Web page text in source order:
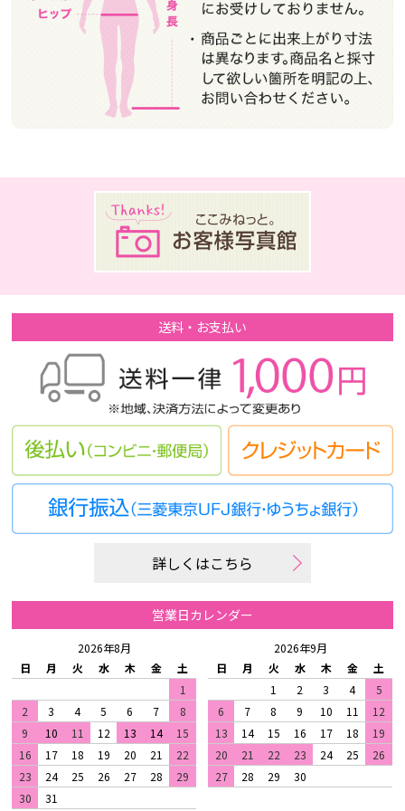
送料・お支払い
詳しくはこちら
営業日カレンダー
2026年8月
日
月 火 水 木 金
土
1
2
3 4 5 6 7
8
9
10 11 12 13 14
15
16
17 18 19 20 21
22
23
24 25 26 27 28
29
30
31
2026年9月
日
月 火 水 木 金
土
1
2 3 4
5
6
7 8 9 10 11
12
13
14 15 16 17 18
19
20
21 22 23 24 25
26
27
28 29 30